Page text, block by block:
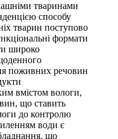
тваринами
способу
тварин поступово
формати
широко
поживних речовин
вмістом вологи,
що ставить
до контролю
води є
що